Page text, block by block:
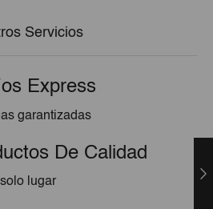
Servicios
Express
garantizadas
De Calidad
lugar